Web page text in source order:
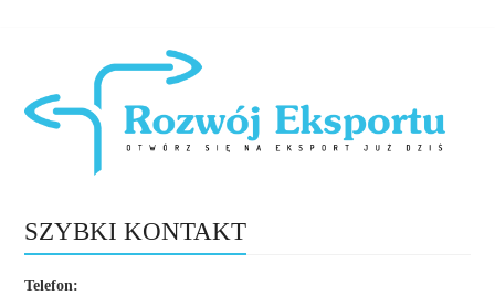
SZYBKI KONTAKT
Telefon: